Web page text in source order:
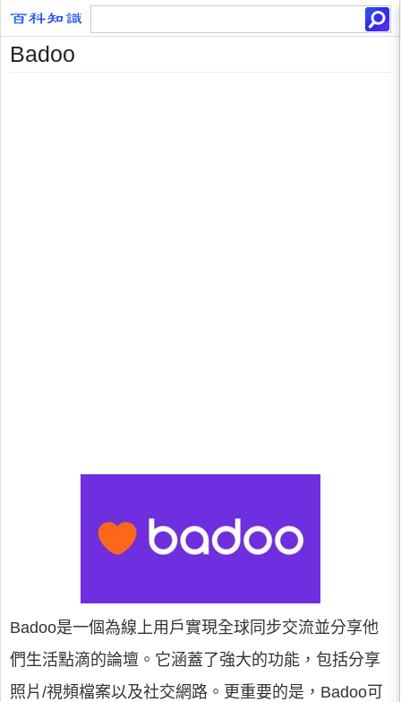
Badoo
Badoo是一個為線上用戶實現全球同步交流並分享他
們生活點滴的論壇。它涵蓋了強大的功能，包括分享
照片/視頻檔案以及社交網路。更重要的是，Badoo可